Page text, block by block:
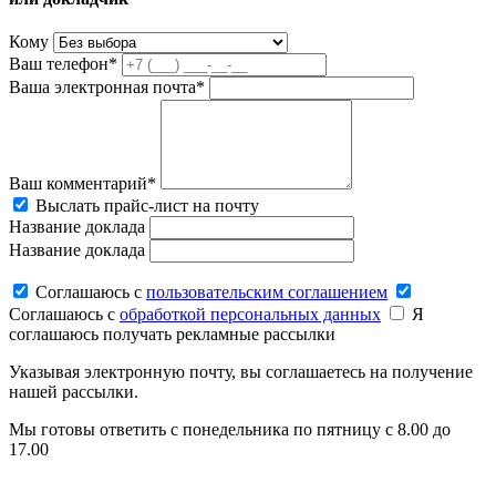
Кому
Ваш телефон*
Ваша электронная почта*
Ваш комментарий*
Выслать прайс-лист на почту
Название доклада
Название доклада
Соглашаюсь c пользовательским соглашением
Соглашаюсь c обработкой персональных данных
Я
соглашаюсь получать рекламные рассылки
Указывая электронную почту, вы соглашаетесь на получение
нашей рассылки.
Мы готовы ответить с понедельника по пятницу с 8.00 до
17.00